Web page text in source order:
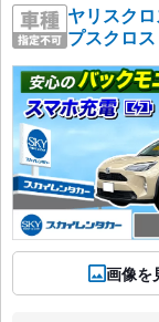
ヤリスク
プスクロス
画像を